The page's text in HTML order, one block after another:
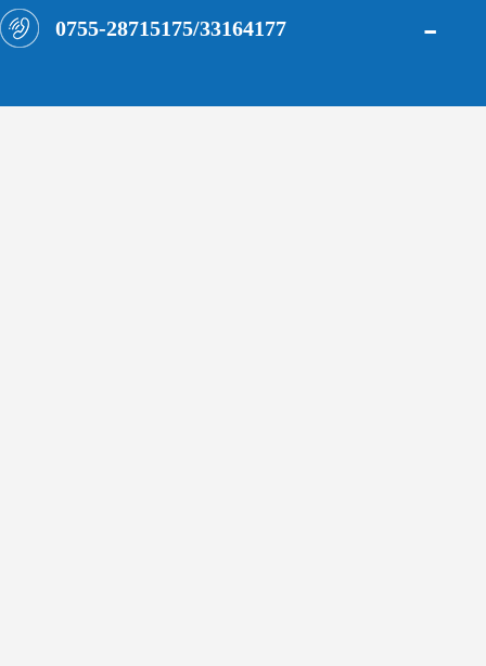
0755-28715175/33164177 -